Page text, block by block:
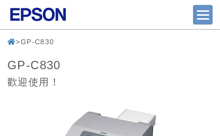
GP-C830
GP-C830
歡迎使用！